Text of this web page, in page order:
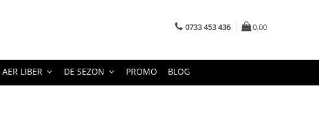
0733 453 436 0,00
LIBER DE SEZON PROMO BLOG